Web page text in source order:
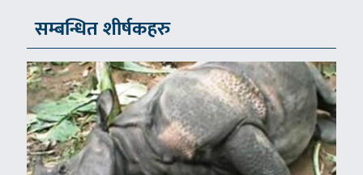
सम्बन्धित शीर्षकहरु